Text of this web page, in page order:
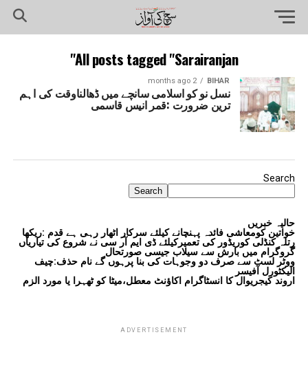
All posts tagged "Sarairanjan"
BIHAR
2 months ago
نسل نو کو اسلامی سانچے میں ڈھالناوقت کی اہم
ترین ضرورت :قمر انیس قاسمی
Search
Search
حالیہ خبریں
خواتین کومعاشی فائدہ پہنچانے کیلئے سرکار اٹھار رہی ہے قدم :ریکھا
رتلہ کنڈلی کوریڈور کی تعمیرکیلئے ڈی ایم آر سی نے شروع کی تیاریاں
گروگرام میں بارش سے سیلاب جیسی صورتحال
ووٹر لسٹ سے صرف دو وجوہات کی بنا پرہوں گے نام حذف:چیف
الیکٹورل آفیسر
اروند کیجریوال کا انسٹاگرام اکاؤنٹ معطل،میٹا کو ٹھہرا یا مورد الزم
ADVERTISEMENT